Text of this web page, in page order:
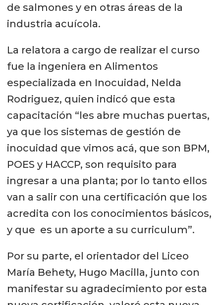
de salmones y en otras áreas de la
industria acuícola.
La relatora a cargo de realizar el curso
fue la ingeniera en Alimentos
especializada en Inocuidad, Nelda
Rodriguez, quien indicó que esta
capacitación “les abre muchas puertas,
ya que los sistemas de gestión de
inocuidad que vimos acá, que son BPM,
POES y HACCP, son requisito para
ingresar a una planta; por lo tanto ellos
van a salir con una certificación que los
acredita con los conocimientos básicos,
y que es un aporte a su curriculum”.
Por su parte, el orientador del Liceo
María Behety, Hugo Macilla, junto con
manifestar su agradecimiento por esta